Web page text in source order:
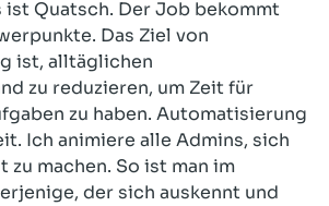
ist Quatsch. Der Job bekommt
Das Ziel von
ist, alltäglichen
zu reduzieren, um Zeit für
zu haben. Automatisierung
Ich animiere alle Admins, sich
zu machen. So ist man im
der sich auskennt und